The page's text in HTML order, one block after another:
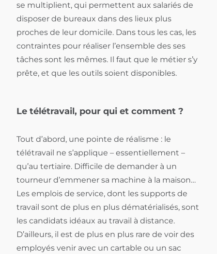
se multiplient, qui permettent aux salariés de
disposer de bureaux dans des lieux plus
proches de leur domicile. Dans tous les cas, les
contraintes pour réaliser l’ensemble des ses
tâches sont les mêmes. Il faut que le métier s’y
prête, et que les outils soient disponibles.
Le télétravail, pour qui et comment ?
Tout d’abord, une pointe de réalisme : le
télétravail ne s’applique – essentiellement –
qu’au tertiaire. Difficile de demander à un
tourneur d’emmener sa machine à la maison…
Les emplois de service, dont les supports de
travail sont de plus en plus dématérialisés, sont
les candidats idéaux au travail à distance.
D’ailleurs, il est de plus en plus rare de voir des
employés venir avec un cartable ou un sac